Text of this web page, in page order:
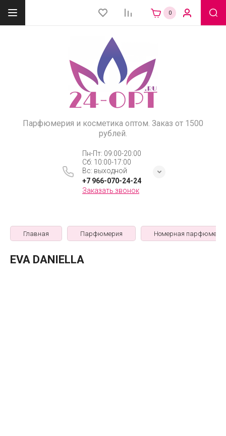
0
Парфюмерия и косметика оптом. Заказ от 1500
рублей.
Пн-Пт: 09:00-20:00
Сб: 10:00-17:00
Вс: выходной
+7 966-070-24-24
Заказать звонок
Главная Парфюмерия Номерная
EVA DANIELLA